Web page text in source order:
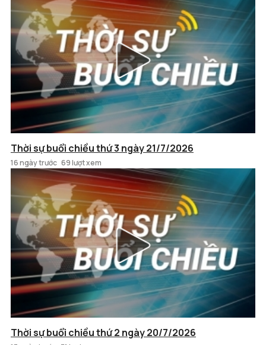
Thời sự buổi chiều thứ 3 ngày 21/7/2026
16 ngày trước 69 lượt xem
Thời sự buổi chiều thứ 2 ngày 20/7/2026